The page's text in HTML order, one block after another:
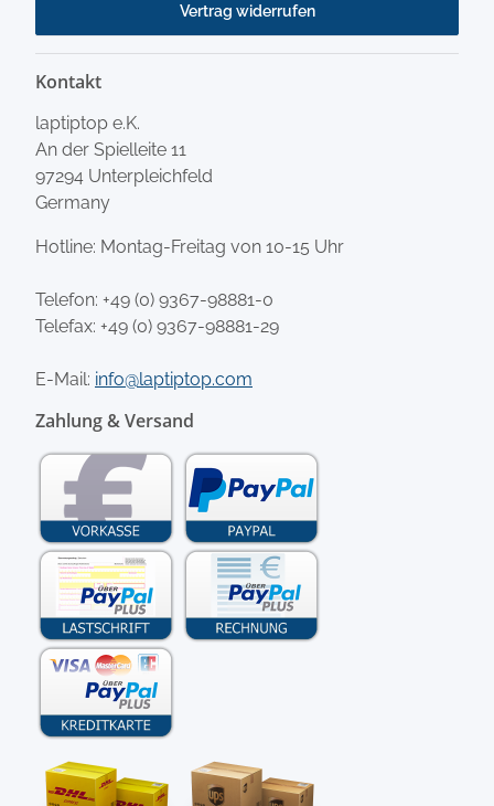
Vertrag widerrufen
Kontakt
laptiptop e.K.
An der Spielleite 11
97294 Unterpleichfeld
Germany
Hotline: Montag-Freitag von 10-15 Uhr
Telefon: +49 (0) 9367-98881-0
Telefax: +49 (0) 9367-98881-29
E-Mail: info@laptiptop.com
Zahlung & Versand